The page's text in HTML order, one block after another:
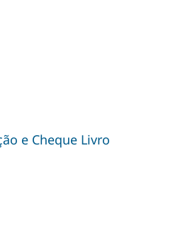
e Cheque Livro